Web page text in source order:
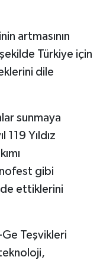
artmasının
Türkiye için
dile
sunmaya
119 Yıldız
gibi
ettiklerini
Ge Teşvikleri